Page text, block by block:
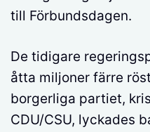
till Förbundsdagen.
De tidigare
åtta miljoner färre
borgerliga partiet,
CDU/CSU, lyckades